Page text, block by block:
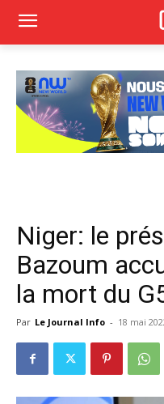
Niger: le
Bazoum
la mort du
Par Le Journal Info - 18 mai